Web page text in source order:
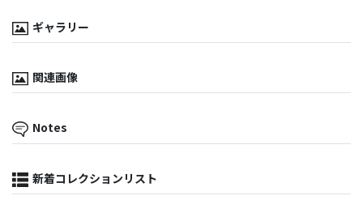
ギャラリー
関連画像
Notes
新着コレクションリスト